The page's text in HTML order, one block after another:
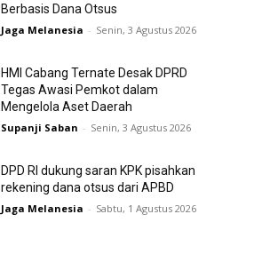
Berbasis Dana Otsus
Jaga Melanesia - Senin, 3 Agustus 2026
HMI Cabang Ternate Desak DPRD
Tegas Awasi Pemkot dalam
Mengelola Aset Daerah
Supanji Saban - Senin, 3 Agustus 2026
DPD RI dukung saran KPK pisahkan
rekening dana otsus dari APBD
Jaga Melanesia - Sabtu, 1 Agustus 2026